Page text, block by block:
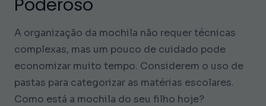
A organização da mochila não requer técnicas
complexas, mas um pouco de cuidado pode
economizar muito tempo. Considerem o uso de
pastas para categorizar as matérias escolares.
Como está a mochila do seu filho hoje?